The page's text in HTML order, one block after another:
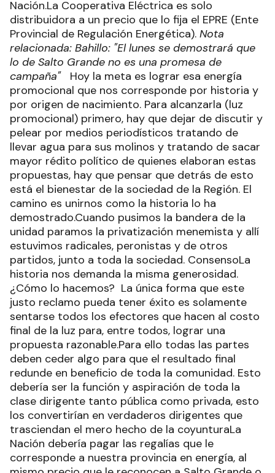
Nación.La Cooperativa Eléctrica es solo
distribuidora a un precio que lo fija el EPRE (Ente
Provincial de Regulación Energética). Nota
relacionada: Bahillo: "El lunes se demostrará que
lo de Salto Grande no es una promesa de
campaña"
Hoy la meta es lograr esa energía
promocional que nos corresponde por historia y
por origen de nacimiento. Para alcanzarla (luz
promocional) primero, hay que dejar de discutir y
pelear por medios periodísticos tratando de
llevar agua para sus molinos y tratando de sacar
mayor rédito político de quienes elaboran estas
propuestas, hay que pensar que detrás de esto
está el bienestar de la sociedad de la Región. El
camino es unirnos como la historia lo ha
demostrado.Cuando pusimos la bandera de la
unidad paramos la privatización menemista y allí
estuvimos radicales, peronistas y de otros
partidos, junto a toda la sociedad. ConsensoLa
historia nos demanda la misma generosidad.
¿Cómo lo hacemos? La única forma que este
justo reclamo pueda tener éxito es solamente
sentarse todos los efectores que hacen al costo
final de la luz para, entre todos, lograr una
propuesta razonable.Para ello todas las partes
deben ceder algo para que el resultado final
redunde en beneficio de toda la comunidad. Esto
debería ser la función y aspiración de toda la
clase dirigente tanto pública como privada, esto
los convertirían en verdaderos dirigentes que
trasciendan el mero hecho de la coyunturaLa
Nación debería pagar las regalías que le
corresponde a nuestra provincia en energía, al